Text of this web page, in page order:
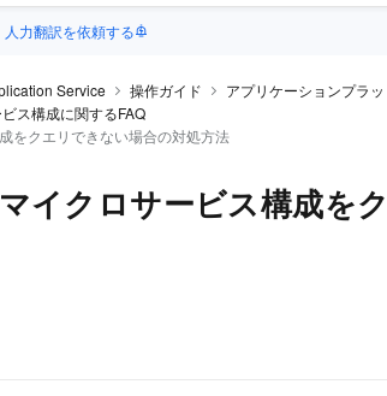
人力翻訳を依頼する
Service 操作ガイド アプリケーションプラ
ス構成に関するFAQ
をクエリできない場合の対処方法
イクロサービス構成を